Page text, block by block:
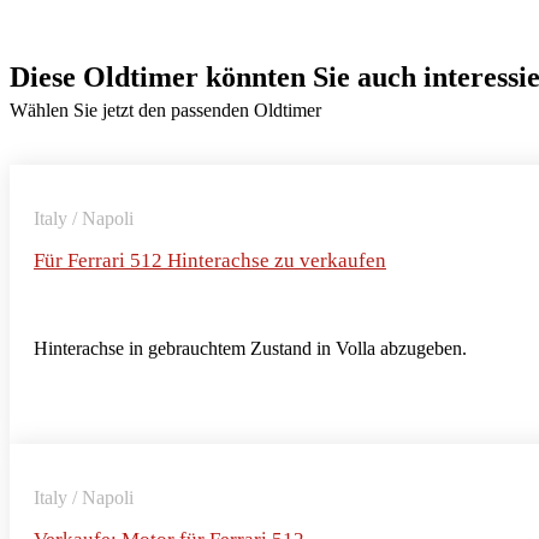
Diese Oldtimer könnten Sie auch
Wählen Sie jetzt den passenden Oldtimer
Italy / Napoli
Für Ferrari 512 Hinterachse zu verkaufen
Hinterachse in gebrauchtem Zustand in Volla abzugeben.
Italy / Napoli